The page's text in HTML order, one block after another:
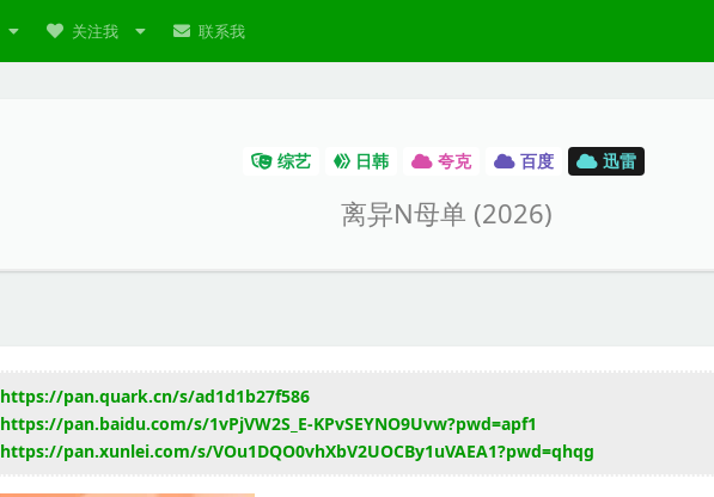
关注我 联系我
综艺 日韩 夸克 百度 迅雷
离异N母单 (2026)
https://pan.quark.cn/s/ad1d1b27f586
https://pan.baidu.com/s/1vPjVW2S_E-KPvSEYNO9Uvw?pwd=apf1
https://pan.xunlei.com/s/VOu1DQO0vhXbV2UOCBy1uVAEA1?pwd=qhqg